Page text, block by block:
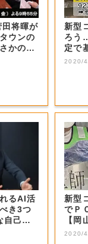
田将暉が
ウンの
かの大
新型
ろう
定で
山・
2020/
るAI活
き3つ
自己認
新型
でＰ
【岡
2020/